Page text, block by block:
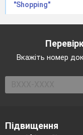
"Shopping"
Вкажіть номер
Підвищення